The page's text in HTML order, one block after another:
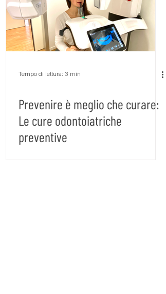
Tempo di lettura: 3 min
Prevenire è meglio che curare:
Le cure odontoiatriche
preventive